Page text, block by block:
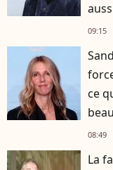
09:15
ce
08:49
La